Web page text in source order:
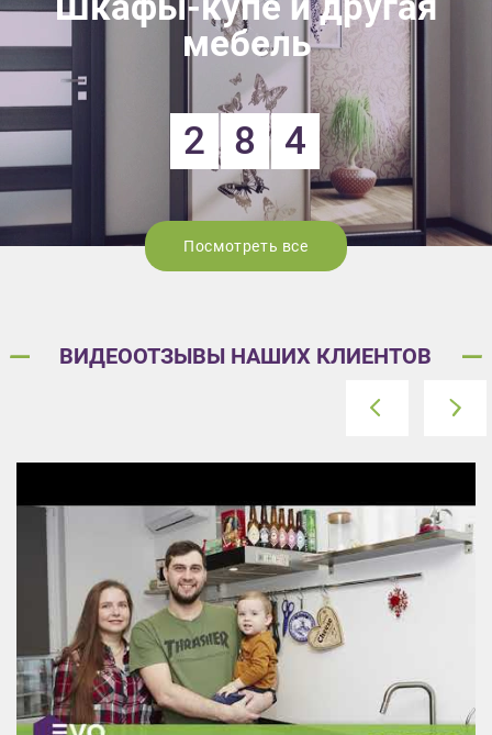
мебель
2 8 4
Посмотреть все
ВИДЕООТЗЫВЫ НАШИХ КЛИЕНТОВ
next